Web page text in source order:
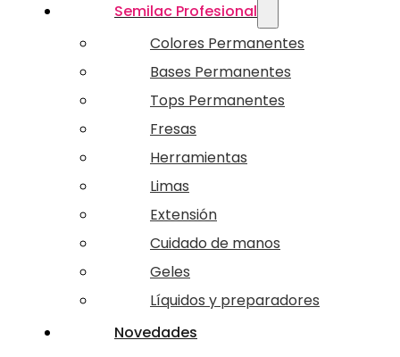
Semilac Profesional
Colores Permanentes
Bases Permanentes
Tops Permanentes
Fresas
Herramientas
Limas
Extensión
Cuidado de manos
Geles
Líquidos y preparadores
Novedades